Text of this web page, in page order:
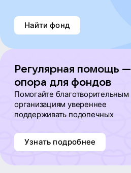
Найти фонд
Регулярная помощь —
опора для фондов
Помогайте благотворительным
организациям увереннее
поддерживать подопечных
Узнать подробнее